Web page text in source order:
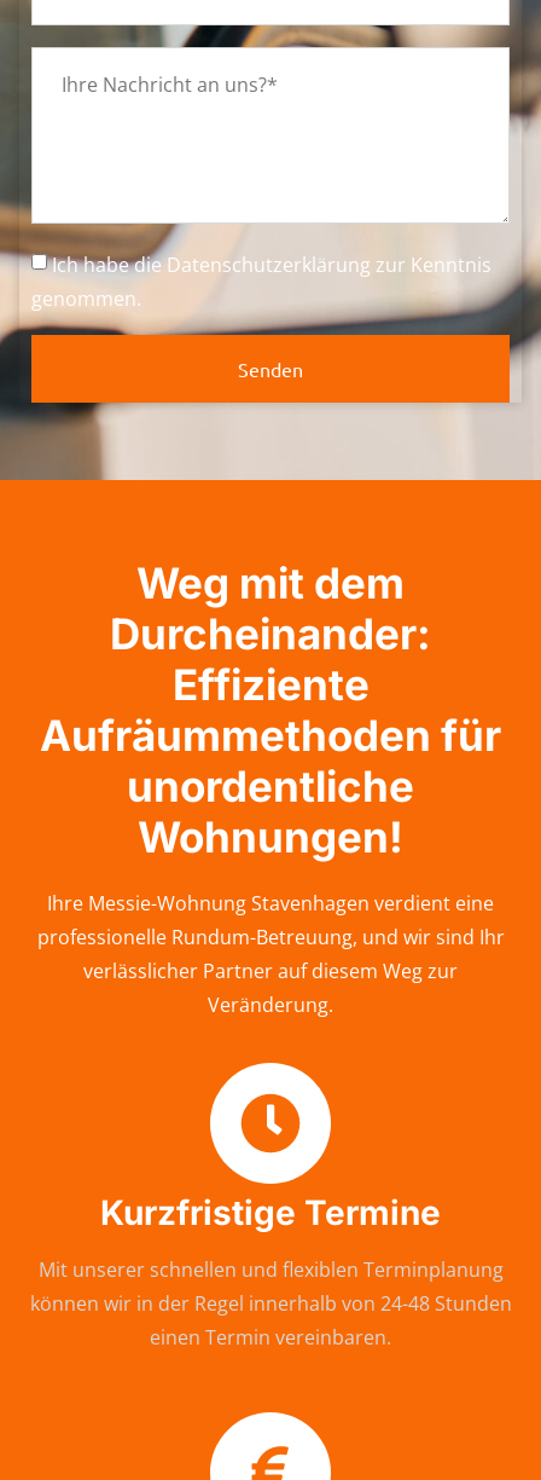
Ich habe dieDatenschutzerklärung zur Kenntnis
genommen.
Senden
Weg mit dem
Durcheinander:
Effiziente
Aufräummethoden für
unordentliche
Wohnungen!
Ihre Messie-Wohnung Stavenhagen verdient eine
professionelle Rundum-Betreuung, und wir sind Ihr
verlässlicher Partner auf diesem Weg zur
Veränderung.
Kurzfristige Termine
Mit unserer schnellen und flexiblen Terminplanung
können wir in der Regel innerhalb von 24-48 Stunden
einen Termin vereinbaren.